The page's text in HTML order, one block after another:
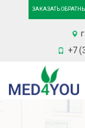
ЗАКАЗАТЬ
+7